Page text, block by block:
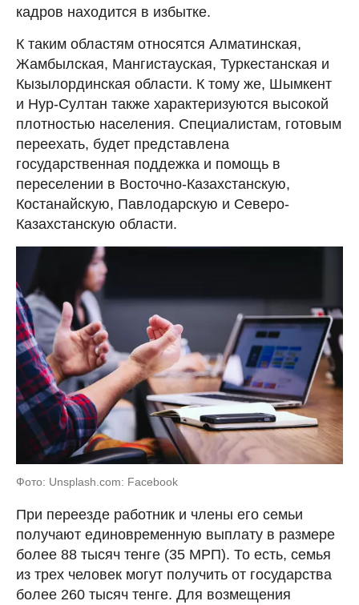
кадров находится в избытке.
К таким областям относятся Алматинская,
Жамбылская, Мангистауская, Туркестанская и
Кызылординская области. К тому же, Шымкент
и Нур-Султан также характеризуются высокой
плотностью населения. Специалистам, готовым
переехать, будет представлена
государственная поддежка и помощь в
переселении в Восточно-Казахстанскую,
Костанайскую, Павлодарскую и Северо-
Казахстанскую области.
Фото: Unsplash.com: Facebook
При переезде работник и члены его семьи
получают единовременную выплату в размере
более 88 тысяч тенге (35 МРП). То есть, семья
из трех человек могут получить от государства
более 260 тысяч тенге. Для возмещения